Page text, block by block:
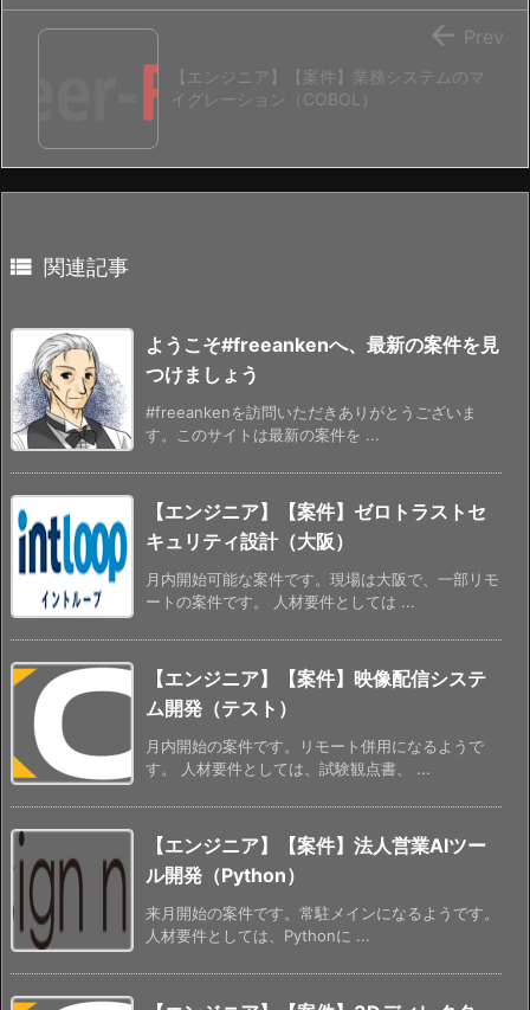
【エンジニア】【案件】業務システムのマ
イグレーション（COBOL）
 Prev
 関連記事
ようこそ#freeankenへ、最新の案件を見
つけましょう
#freeankenを訪問いただきありがとうございま
す。このサイトは最新の案件を ...
【エンジニア】【案件】ゼロトラストセ
キュリティ設計（大阪）
月内開始可能な案件です。現場は大阪で、一部リモ
ートの案件です。 人材要件としては ...
【エンジニア】【案件】映像配信システ
ム開発（テスト）
月内開始の案件です。リモート併用になるようで
す。 人材要件としては、試験観点書、 ...
【エンジニア】【案件】法人営業AIツー
ル開発（Python）
来月開始の案件です。常駐メインになるようです。
人材要件としては、Pythonに ...